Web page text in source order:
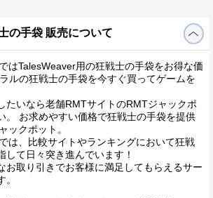
の手袋 販売について
はTalesWeaver用の狂戦士の手袋をお得な価
ルの狂戦士の手袋を今すぐ買ってゲームを
たいなら老舗RMTサイトのRMTジャックポ
。 お求めやすい価格で狂戦士の手袋を提供
ックポット。
は、比較サイトやランキングにおいて狂戦
して日々突き進んでいます！
お取り引きでお客様に満足してもらえるサー